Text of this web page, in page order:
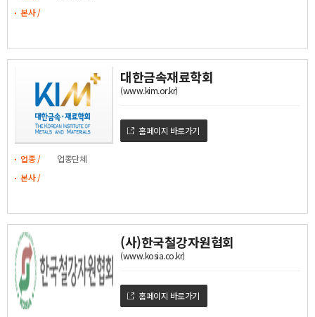
본사 /
대한금속재료학회
(www.kim.or.kr)
업종 /
업종단체
본사 /
홈페이지 바로가기
(사)한국철강자원협회
(www.kosia.co.kr)
홈페이지 바로가기